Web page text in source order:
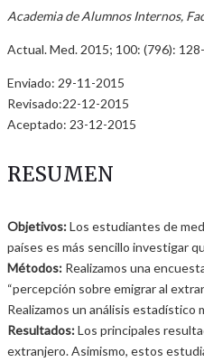
Academia de Alumnos Internos,
Actual. Med. 2015; 100: (796):
Enviado: 29-11-2015
Revisado:22-12-2015
Aceptado: 23-12-2015
RESUMEN
Objetivos:Los estudiantes de
países es más sencillo investigar
Métodos: Realizamos una
“percepción sobre emigrar al
Realizamos un análisis
Resultados:Los principales
extranjero. Asimismo, estos